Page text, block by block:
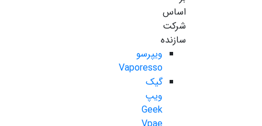
اساس
شرکت
سازنده
ویپرسو
Vaporesso
گیک
ویپ
Geek